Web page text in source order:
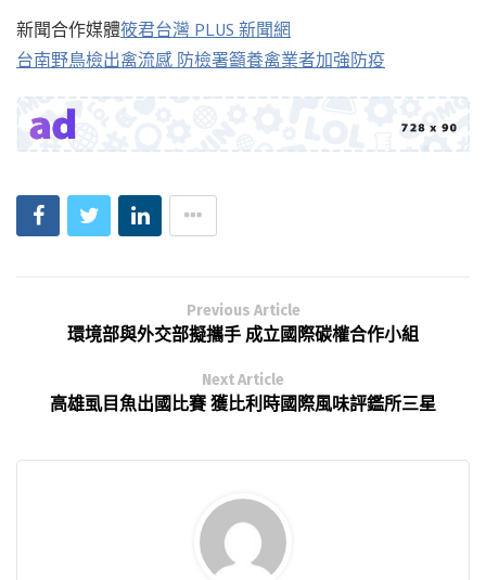
新聞合作媒體筱君台灣 PLUS 新聞網
台南野鳥檢出禽流感 防檢署籲養禽業者加強防疫
Previous Article
環境部與外交部擬攜手 成立國際碳權合作小組
Next Article
高雄虱目魚出國比賽 獲比利時國際風味評鑑所三星